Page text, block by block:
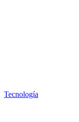
Tecnología